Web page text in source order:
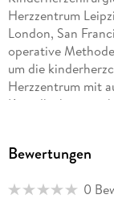
Herzzentrum
London, San
operative
um die
Herzzentrum mit
Kostelka bereits
Kardiotechnik und
Dadurch
Bewertungen
0